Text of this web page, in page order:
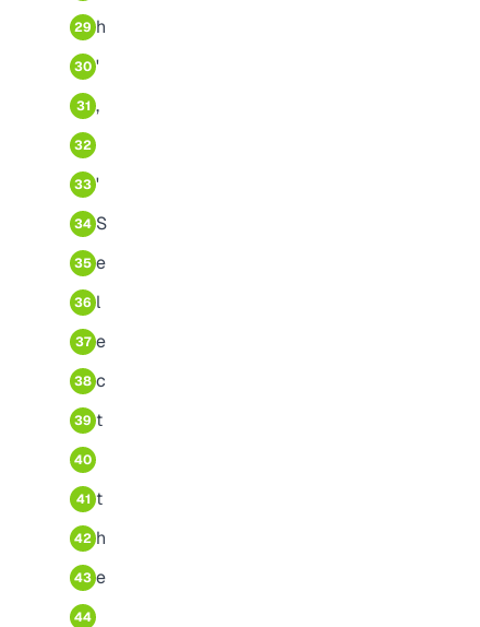
29 h
30 '
31 ,
32
33 '
34 S
35 e
36 l
37 e
38 c
39 t
40
41 t
42 h
43 e
44